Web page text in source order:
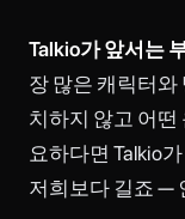
Talkio가 앞서는
장 많은 캐릭터와
치하지 않고 어
요하다면 Talkio
저희보다 길죠 —